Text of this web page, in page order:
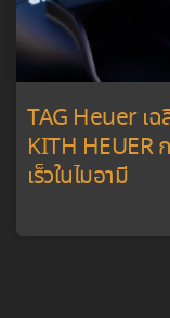
TAG Heuer เ
KITH HEUER
เร็วในไมอามี